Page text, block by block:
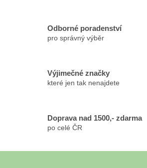
k
s
Odborné poradenství
pro správný výběr
Výjimečné značky
které jen tak nenajdete
Doprava nad 1500,- zdarma
po celé ČR